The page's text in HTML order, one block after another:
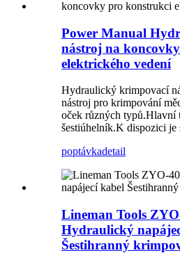
Power Manual
nástroj na
elektrického vedení
Hydraulický krimpovací
nástroj pro krimpování
oček různých typů.Hlavní
šestiúhelník.K dispozici je
poptávkadetail
Lineman Tools
Hydraulický
Šestihranný